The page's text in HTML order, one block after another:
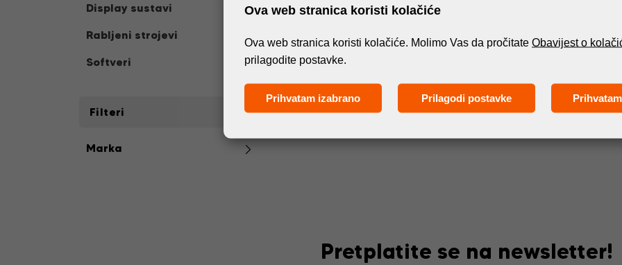
Display sustavi
Rabljeni strojevi
Softveri
Filteri
Marka
Pretplatite se na newsletter!
Ova web stranica koristi kolačiće
Ova web stranica koristi kolačiće. Molimo Vas da pročitate Obavijest o
prilagodite postavke.
Prihvatam izabrano Prilagodi postavke